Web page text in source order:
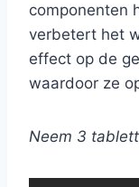
componenten
verbetert het
effect op de
waardoor ze
Neem 3